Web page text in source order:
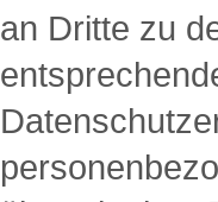
an Dritte zu